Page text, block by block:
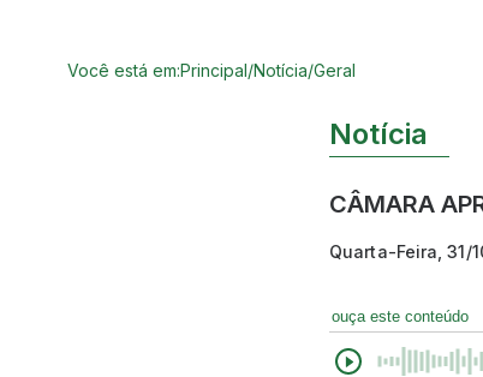
Você está em:Principal/Notícia/Geral
Notícia
CÂMARA
Quarta-Feira, 31/
ouça este conteúdo